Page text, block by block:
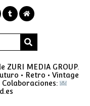
ZURI MEDIA GROUP.
• Retro • Vintage